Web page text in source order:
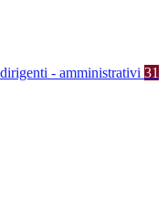
- amministrativi 31